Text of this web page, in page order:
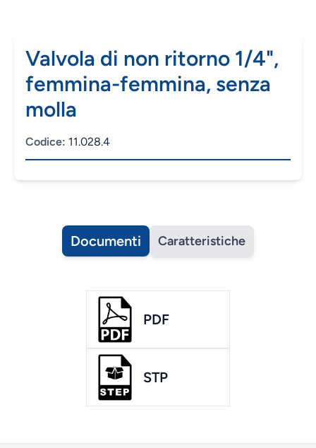
Valvola di non ritorno 1/4",
femmina-femmina, senza
molla
Codice: 11.028.4
Documenti Caratteristiche
PDF
STP